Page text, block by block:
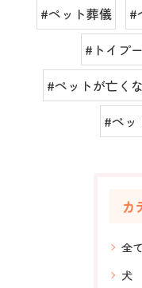
#ペット葬儀 #
#トイプ
#ペットが亡く
#ペッ
カ
全
犬